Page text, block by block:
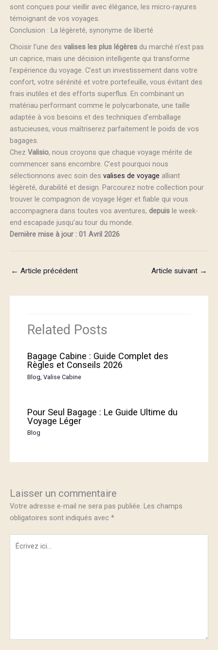
sont conçues pour vieillir avec élégance, les micro-rayures
témoignant de vos voyages.
Conclusion : La légèreté, synonyme de liberté
Choisir l’une des valises les plus légères du marché n’est pas
un caprice, mais une décision intelligente qui transforme
l’expérience du voyage. C’est un investissement dans votre
confort, votre sérénité et votre portefeuille, vous évitant des
frais inutiles et des efforts superflus. En combinant un
matériau performant comme le polycarbonate, une taille
adaptée à vos besoins et des techniques d’emballage
astucieuses, vous maîtriserez parfaitement le poids de vos
bagages.
Chez Valisio, nous croyons que chaque voyage mérite de
commencer sans encombre. C’est pourquoi nous
sélectionnons avec soin des valises de voyage alliant
légèreté, durabilité et design. Parcourez notre collection pour
trouver le compagnon de voyage léger et fiable qui vous
accompagnera dans toutes vos aventures, depuis le week-
end escapade jusqu’au tour du monde.
Dernière mise à jour : 01 Avril 2026
← Article précédent Article suivant →
Related Posts
Bagage Cabine : Guide Complet des
Règles et Conseils 2026
Blog ,Valise Cabine
Pour Seul Bagage : Le Guide Ultime du
Voyage Léger
Blog
Laisser un commentaire
Votre adresse e-mail ne sera pas publiée. Les champs
obligatoires sont indiqués avec *
Écrivez
ici…